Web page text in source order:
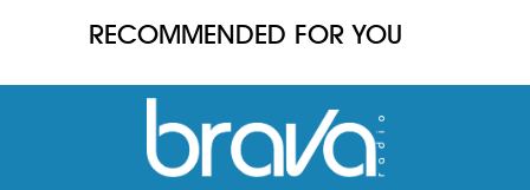
RECOMMENDED FOR YOU